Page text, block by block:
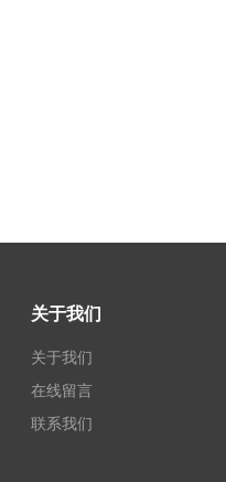
关于我们
关于我们
在线留言
联系我们